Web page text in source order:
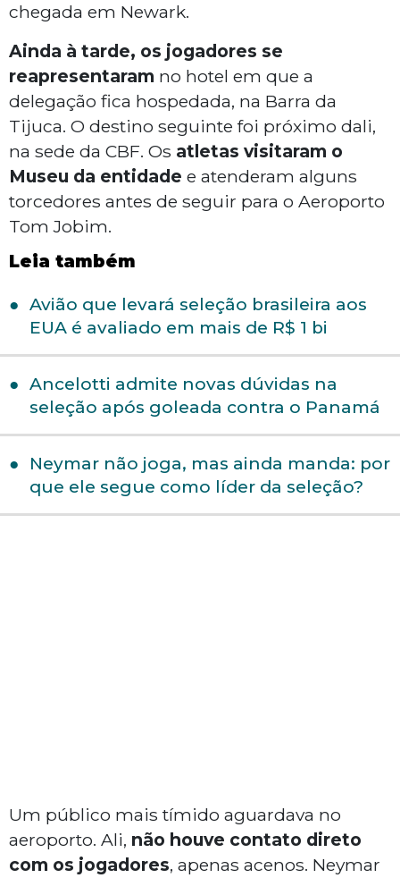
chegada em Newark.
Ainda à tarde, os jogadores se
reapresentaram no hotel em que a
delegação fica hospedada, na Barra da
Tijuca. O destino seguinte foi próximo dali,
na sede da CBF. Os atletas visitaram o
Museu da entidade e atenderam alguns
torcedores antes de seguir para o Aeroporto
Tom Jobim.
Leia também
Avião que levará seleção brasileira aos
EUA é avaliado em mais de R$ 1 bi
Ancelotti admite novas dúvidas na
seleção após goleada contra o Panamá
Neymar não joga, mas ainda manda: por
que ele segue como líder da seleção?
Um público mais tímido aguardava no
aeroporto. Ali, não houve contato direto
com os jogadores, apenas acenos. Neymar